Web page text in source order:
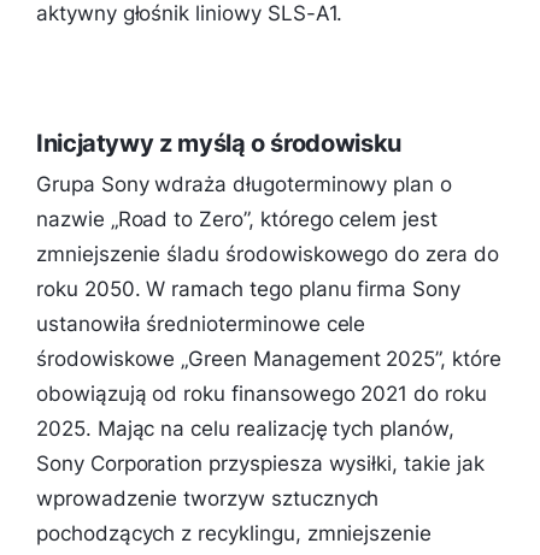
aktywny głośnik liniowy SLS-A1.
Inicjatywy z myślą o środowisku
Grupa Sony wdraża długoterminowy plan o
nazwie „Road to Zero”, którego celem jest
zmniejszenie śladu środowiskowego do zera do
roku 2050. W ramach tego planu firma Sony
ustanowiła średnioterminowe cele
środowiskowe „Green Management 2025”, które
obowiązują od roku finansowego 2021 do roku
2025. Mając na celu realizację tych planów,
Sony Corporation przyspiesza wysiłki, takie jak
wprowadzenie tworzyw sztucznych
pochodzących z recyklingu, zmniejszenie